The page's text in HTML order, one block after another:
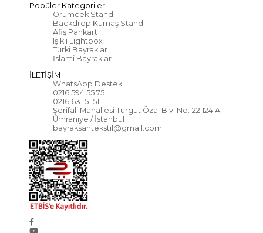
Popüler Kategoriler
Örümcek Stand
Backdrop Kumaş Stand
Afiş Pankart
Işıklı Lightbox
Türki Bayraklar
İslami Bayraklar
İLETİŞİM
WhatsApp Destek
0216 594 55 75
0216 631 51 51
Şerifali Mahallesi Turgut Özal Blv. No:122 124 A
Ümraniye / İstanbul
bayraksantekstil@gmail.com